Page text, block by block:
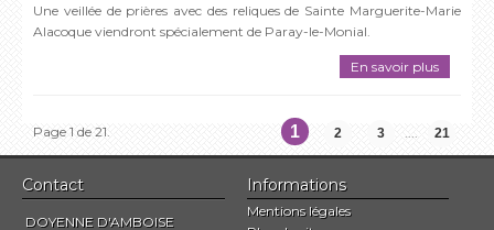
Une veillée de prières avec des reliques de Sainte Marguerite-Marie
Alacoque viendront spécialement de Paray-le-Monial.
En savoir plus
Page 1 de 21. 1 2 3 .... 21
Contact
DOYENNE D'AMBOISE
Informations
Mentions légales